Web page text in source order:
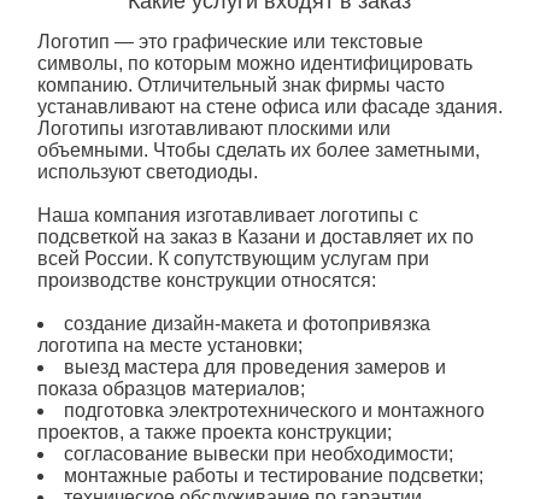
— это графические или текстовые
символы, по которым можно идентифицировать
компанию. Отличительный знак фирмы часто
устанавливают на стене офиса или фасаде здания.
Логотипы изготавливают плоскими или
объемными. Чтобы сделать их более заметными,
используют светодиоды.
Наша компания изготавливает логотипы
подсветкойна заказ в Казани и доставляет их по
всей России. К сопутствующим услугам при
производстве конструкции относятся:
создание дизайн-макета и фотопривязка
логотипа на месте установки;
выезд мастера для проведения замеров и
показа образцов материалов;
подготовка электротехнического и монтажного
проектов, а также проекта конструкции;
согласованиевывескипри необходимости;
монтажные работы и тестирование подсветки;
техническое обслуживание по гарантии.